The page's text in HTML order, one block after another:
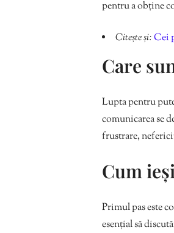
pentru a obține
Citește și:Cei
Care
Lupta pentru
comunicarea se
frustrare,
Cum
Primul pas este
esențial să